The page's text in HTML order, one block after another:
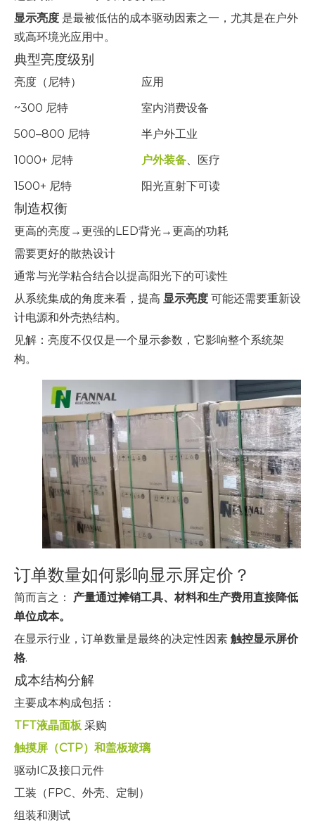
显示亮度 是最被低估的成本驱动因素之一，尤其是在户外
或高环境光应用中。
典型亮度级别
亮度（尼特）
应用
~300 尼特
室内消费设备
500–800 尼特
半户外工业
1000+ 尼特
户外装备、医疗
1500+ 尼特
阳光直射下可读
制造权衡
更高的亮度→更强的LED背光→更高的功耗
需要更好的散热设计
通常与光学粘合结合以提高阳光下的可读性
从系统集成的角度来看，提高 显示亮度 可能还需要重新设
计电源和外壳热结构。
见解：亮度不仅仅是一个显示参数，它影响整个系统架
构。
订单数量如何影响显示屏定价？
简而言之： 产量通过摊销工具、材料和生产费用直接降低
单位成本。
在显示行业，订单数量是最终的决定性因素 触控显示屏价
格.
成本结构分解
主要成本构成包括：
TFT液晶面板 采购
触摸屏（CTP）和盖板玻璃
驱动IC及接口元件
工装（FPC、外壳、定制）
组装和测试